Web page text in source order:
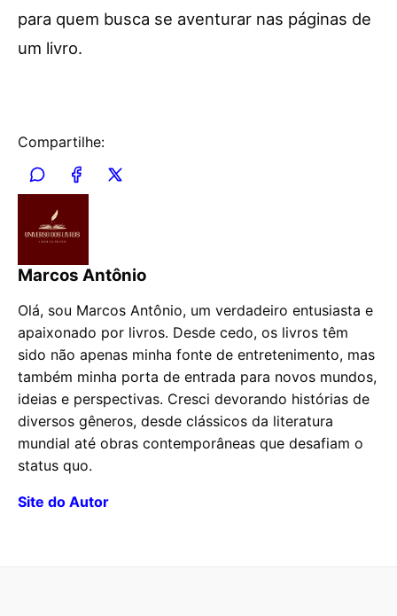
para quem busca se aventurar nas páginas de
um livro.
Compartilhe:
Marcos Antônio
Olá, sou Marcos Antônio, um verdadeiro entusiasta e
apaixonado por livros. Desde cedo, os livros têm
sido não apenas minha fonte de entretenimento, mas
também minha porta de entrada para novos mundos,
ideias e perspectivas. Cresci devorando histórias de
diversos gêneros, desde clássicos da literatura
mundial até obras contemporâneas que desafiam o
status quo.
Site do Autor